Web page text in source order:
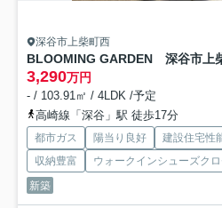
深谷市上柴町西
BLOOMING GARDEN 深谷市上
3,290万円
- / 103.91㎡ / 4LDK /予定
高崎線「深谷」駅 徒歩17分
都市ガス 陽当り良好 建設住宅性
収納豊富
ウォークインシューズクロ
新築